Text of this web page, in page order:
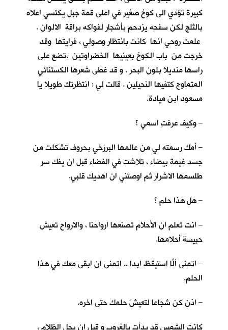
كبيرة تؤدي الى كوخ صغير في اعلى قمة جبل يكتسي اعلاه
بالثلج لكن سفحه يزدحم بأشجار لفواكه براقة الالوان .
علمت روحي انها كانت بانتظار وصولي ، فرايتها وقد
خرجت من باب الكوخ بعينيها الخضراوتين ،تضع على
راسها منديلا بلون البحر ، و قد غطى شعرها الكستنائي
المتماوج كتفيها النحيلين . قالت لي : انتظرتك طويلا يا
مسعود ابن ميادة.
– وكيف عرفتِ اسمي ؟
– أمك رسمته لي من عالمها البرزخي بحروف تشكلت من
جسد غيمة بيضاء ، تلاشت في الفضاء قبل ان يفك سر
طلسمها الاشرار ثم اوصتني ان اهديك قلبي.
– هل هذا حلم ؟
– انت تعلم ان الأحلام تصنعها ارواحنا ، والارواح تعيش
حبيسة أحلامها.
– اتمنى ألّا استيقظ ابدا .. اتمنى ان ابقى معكِ في هذا
الحلم.
– اذن كن شجاعا لتعيشَ حلمك حتى اخره.